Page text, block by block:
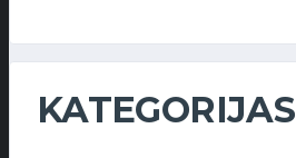
KATEGORIJAS